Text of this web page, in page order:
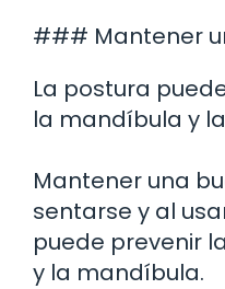
### Mantener
La postura
la mandíbula y la
Mantener una
sentarse y al
puede prevenir
y la mandíbula.